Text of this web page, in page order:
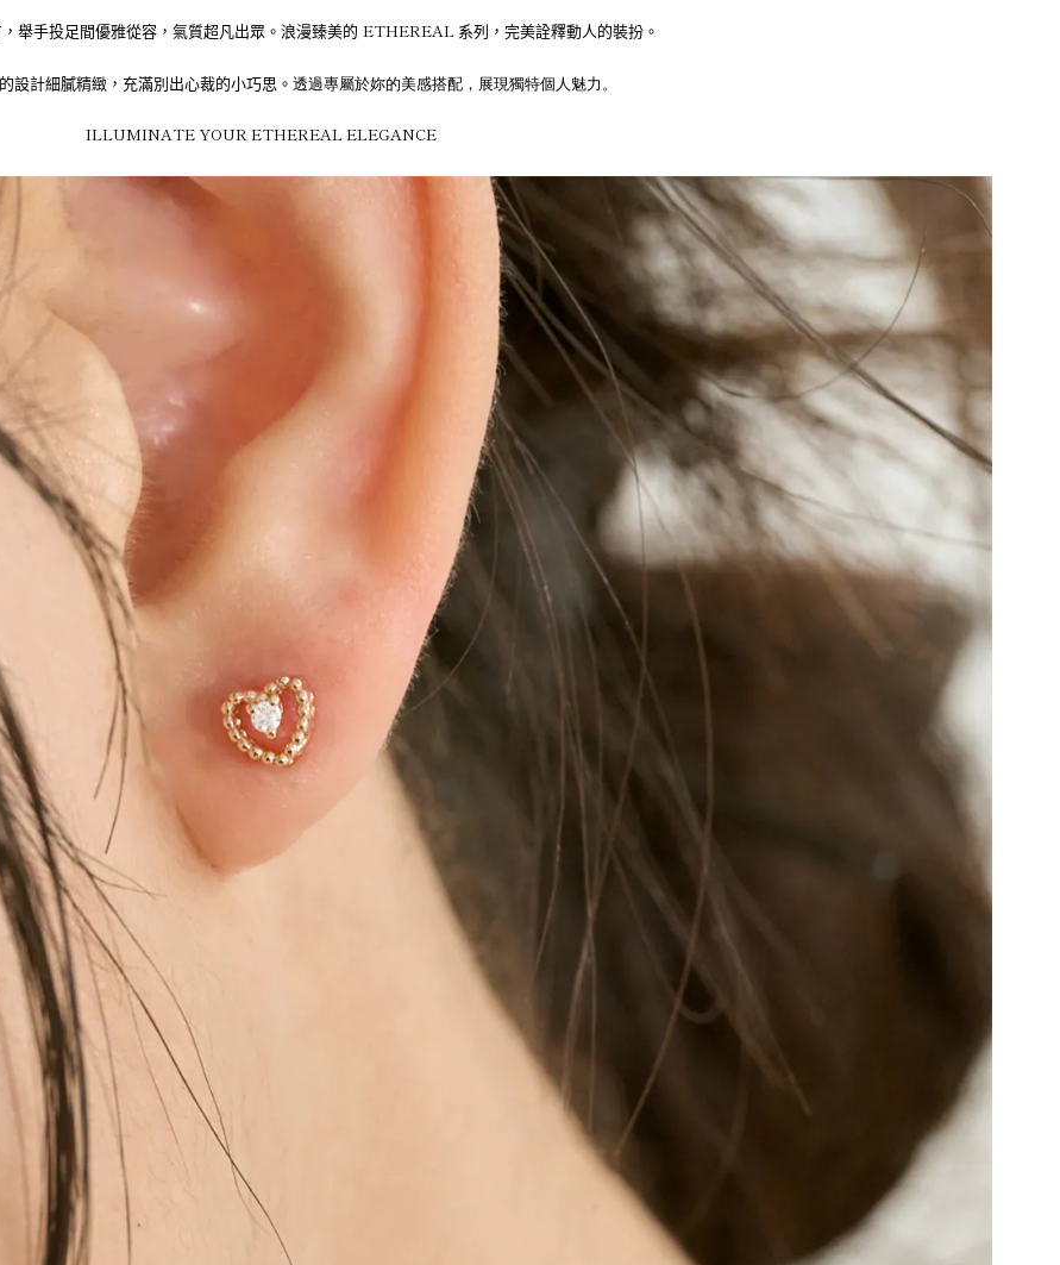
舉手投足間優雅從容，氣質超凡出眾。 浪漫臻美的 ETHEREAL 系列，完美詮釋動人的裝扮。
的設計細膩精緻，充滿別出心裁的小巧思。 透過專屬於妳的美感搭配，展現獨特個人魅力。
ILLUMINATE YOUR ETHEREAL ELEGANCE